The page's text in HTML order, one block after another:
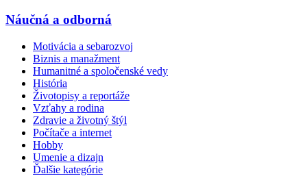
Náučná a odborná
Motivácia a sebarozvoj
Biznis a manažment
Humanitné a spoločenské vedy
História
Životopisy a reportáže
Vzťahy a rodina
Zdravie a životný štýl
Počítače a internet
Hobby
Umenie a dizajn
Ďalšie kategórie